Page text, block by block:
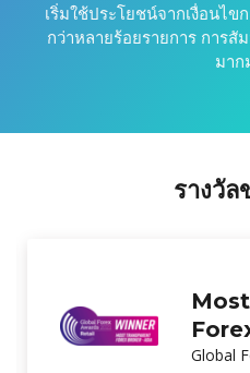
เริ่มใช้ประโยชน์จากเงื่อนไ
กว่าหลายร้อยรายการ การ
มาก
รางวัล
Global